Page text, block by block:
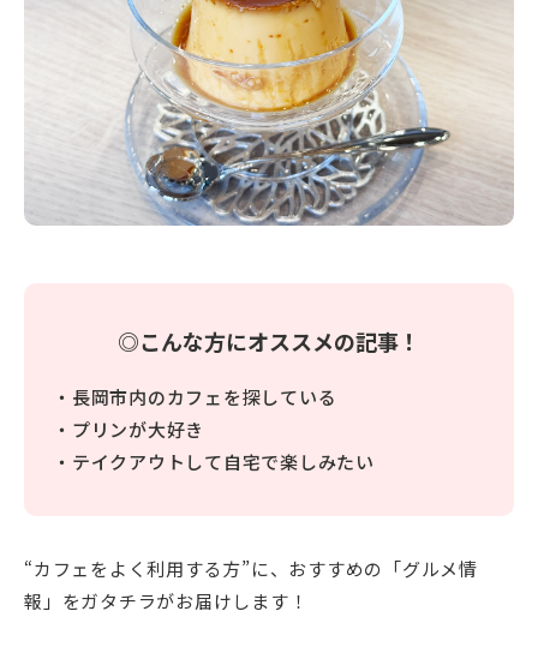
◎こんな方にオススメの記事！
・長岡市内のカフェを探している
・プリンが大好き
・テイクアウトして自宅で楽しみたい
“カフェをよく利用する方”に、おすすめの「グルメ情
報」をガタチラがお届けします！